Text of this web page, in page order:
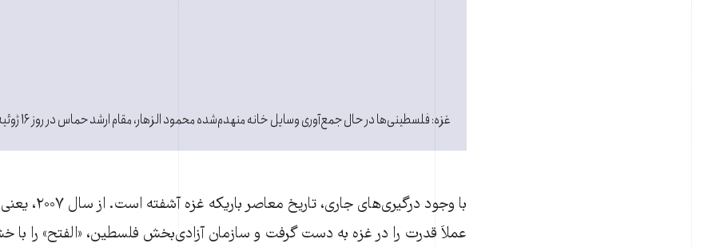
غزه: فلسطینی‌ها در حال جمع‌آوری وسایل خانه منهدم‌شده‌ محمود الزهار، مقام ارشد حماس در روز ۱۶ ژوئیه ۲۰۱۴.
با وجود درگیری‌های
عملاَ قدرت را در غزه به دست گرفت و سازمان آزادی‌بخش فلسطین، «الفتح» را با